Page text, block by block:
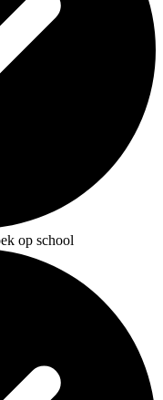
op school